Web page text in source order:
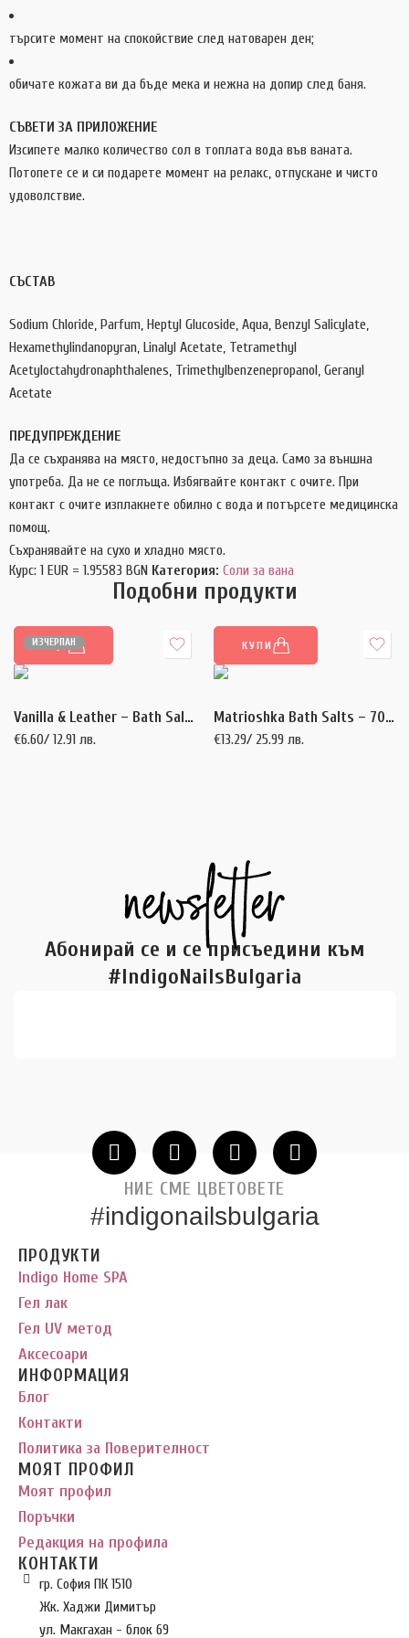
търсите момент на спокойствие след натоварен ден;
обичате кожата ви да бъде мека и нежна на допир след баня.
СЪВЕТИ ЗА ПРИЛОЖЕНИЕ
Изсипете малко количество сол в топлата вода във ваната.
Потопете се и си подарете момент на релакс, отпускане и чисто
удоволствие.
СЪСТАВ
Sodium Chloride, Parfum, Heptyl Glucoside, Aqua, Benzyl Salicylate,
Hexamethylindanopyran, Linalyl Acetate, Tetramethyl
Acetyloctahydronaphthalenes, Trimethylbenzenepropanol, Geranyl
Acetate
ПРЕДУПРЕЖДЕНИЕ
Да се съхранява на място, недостъпно за деца. Само за външна
употреба. Да не се поглъща. Избягвайте контакт с очите. При
контакт с очите изплакнете обилно с вода и потърсете медицинска
помощ.
Съхранявайте на сухо и хладно място.
Курс: 1 EUR = 1.95583 BGN Категория: Соли за вана
Подобни продукти
ИЗЧЕРПАН
ОЩЕ
Vanilla & Leather – Bath Salts – 100 гр.
€6.60/ 12.91 лв.
КУПИ
Matrioshka Bath Salts – 700 гр.
€13.29/ 25.99 лв.
Абонирай се и се присъедини към
#IndigoNailsBulgaria
НИЕ СМЕ ЦВЕТОВЕТЕ
#indigonailsbulgaria
ПРОДУКТИ
Indigo Home SPA
Гел лак
Гел UV метод
Аксесоари
ИНФОРМАЦИЯ
Блог
Контакти
Политика за Поверителност
МОЯТ ПРОФИЛ
Моят профил
Поръчки
Редакция на профила
КОНТАКТИ
гр. София ПК 1510
Жк. Хаджи Димитър
ул. Макгахан - блок 69